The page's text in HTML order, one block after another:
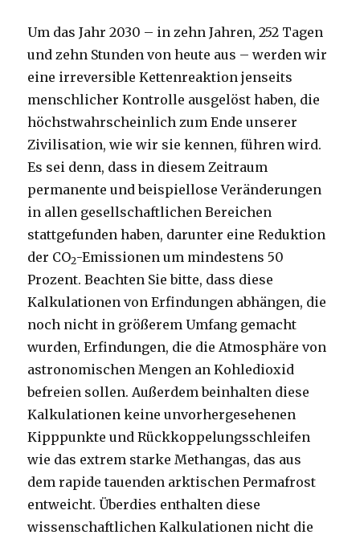
Um das Jahr 2030 – in zehn Jahren, 252 Tagen
und zehn Stunden von heute aus – werden wir
eine irreversible Kettenreaktion jenseits
menschlicher Kontrolle ausgelöst haben, die
höchstwahrscheinlich zum Ende unserer
Zivilisation, wie wir sie kennen, führen wird.
Es sei denn, dass in diesem Zeitraum
permanente und beispiellose Veränderungen
in allen gesellschaftlichen Bereichen
stattgefunden haben, darunter eine Reduktion
der CO2-Emissionen um mindestens 50
Prozent. Beachten Sie bitte, dass diese
Kalkulationen von Erfindungen abhängen, die
noch nicht in größerem Umfang gemacht
wurden, Erfindungen, die die Atmosphäre von
astronomischen Mengen an Kohledioxid
befreien sollen. Außerdem beinhalten diese
Kalkulationen keine unvorhergesehenen
Kipppunkte und Rückkoppelungsschleifen
wie das extrem starke Methangas, das aus
dem rapide tauenden arktischen Permafrost
entweicht. Überdies enthalten diese
wissenschaftlichen Kalkulationen nicht die